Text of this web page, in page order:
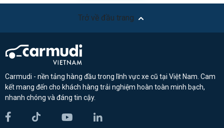
Trở về đầu trang
Carmudi - nền tảng hàng đầu trong lĩnh vực xe cũ tại Việt Nam. Cam
kết mang đến cho khách hàng trải nghiệm hoàn toàn minh bạch,
nhanh chóng và đáng tin cậy.